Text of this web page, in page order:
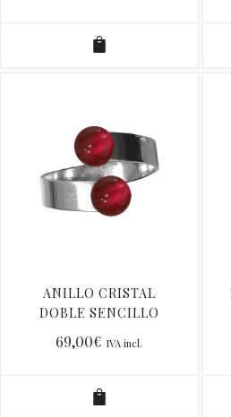
ANILLO CRISTAL
DOBLE SENCILLO
69,00€ IVA incl.